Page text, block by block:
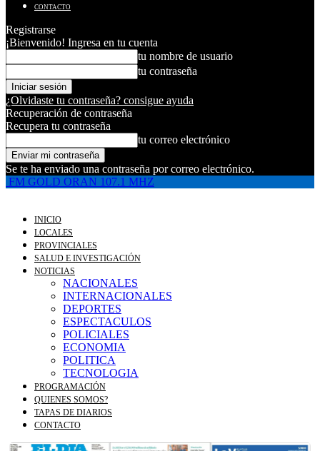
CONTACTO
Registrarse
¡Bienvenido! Ingresa en tu cuenta
tu nombre de usuario
tu contraseña
¿Olvidaste tu contraseña? consigue ayuda
Recuperación de contraseña
Recupera tu contraseña
tu correo electrónico
Se te ha enviado una contraseña por correo electrónico.
FM GOLD ORAN 107.1 MHZ
INICIO
LOCALES
PROVINCIALES
SALUD E INVESTIGACIÓN
NOTICIAS
NACIONALES
INTERNACIONALES
DEPORTES
ESPECTACULOS
POLICIALES
ECONOMIA
POLITICA
TECNOLOGIA
PROGRAMACIÓN
QUIENES SOMOS?
TAPAS DE DIARIOS
CONTACTO